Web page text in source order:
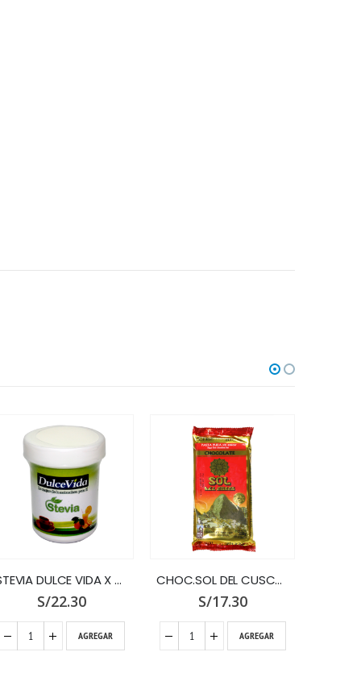
STEVIA DULCE VIDA X 55 GR.
S/22.30
AGREGAR
CHOC.SOL DEL CUSCO X 300 G.PASTA PU
S/17.30
AGREGAR